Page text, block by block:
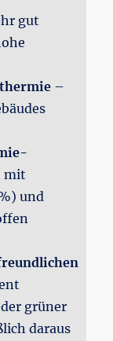
gut
–
mit
und
grüner
daraus